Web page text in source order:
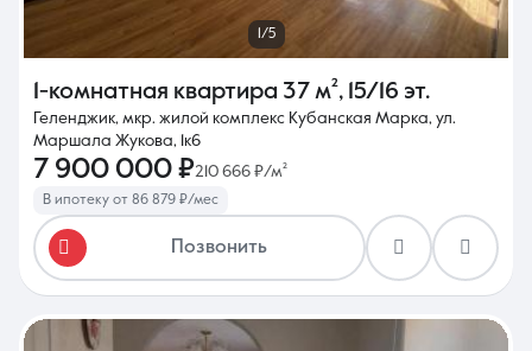
1/5
1-комнатная квартира 37 м², 15/16 эт.
Геленджик, мкр. жилой комплекс Кубанская Марка, ул.
Маршала Жукова, 1к6
7 900 000 ₽210 666 ₽/м²
В ипотеку от 86 879 ₽/мес
Позвонить